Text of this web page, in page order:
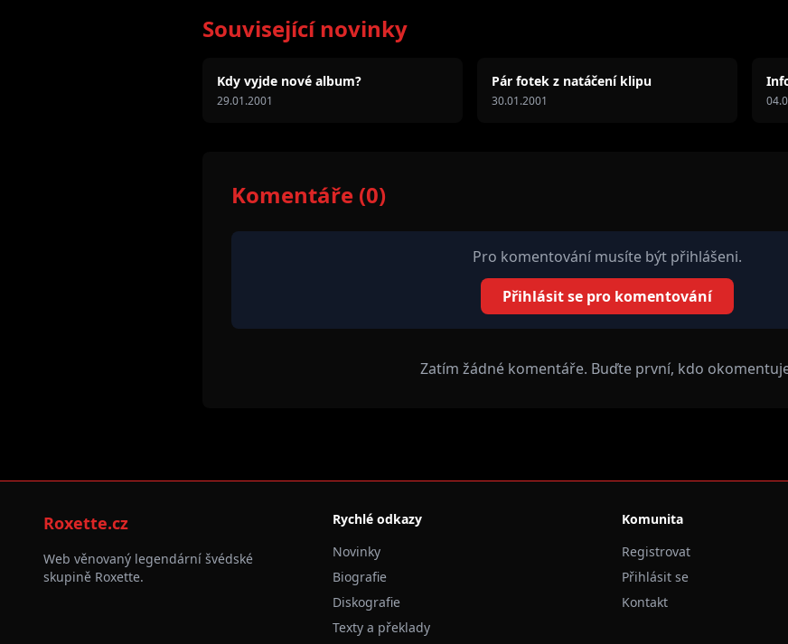
Související novinky
Kdy vyjde nové album?
29.01.2001
Pár fotek z natáčení klipu
30.01.2001
Komentáře (0)
Pro komentování musíte být přihlášeni.
Přihlásit se pro komentování
Zatím žádné komentáře. Buďte první, kdo
Roxette.cz
Web věnovaný legendární švédské
skupině Roxette.
Rychlé odkazy
Novinky
Biografie
Diskografie
Texty a překlady
Komunita
Registrovat
Přihlásit se
Kontakt